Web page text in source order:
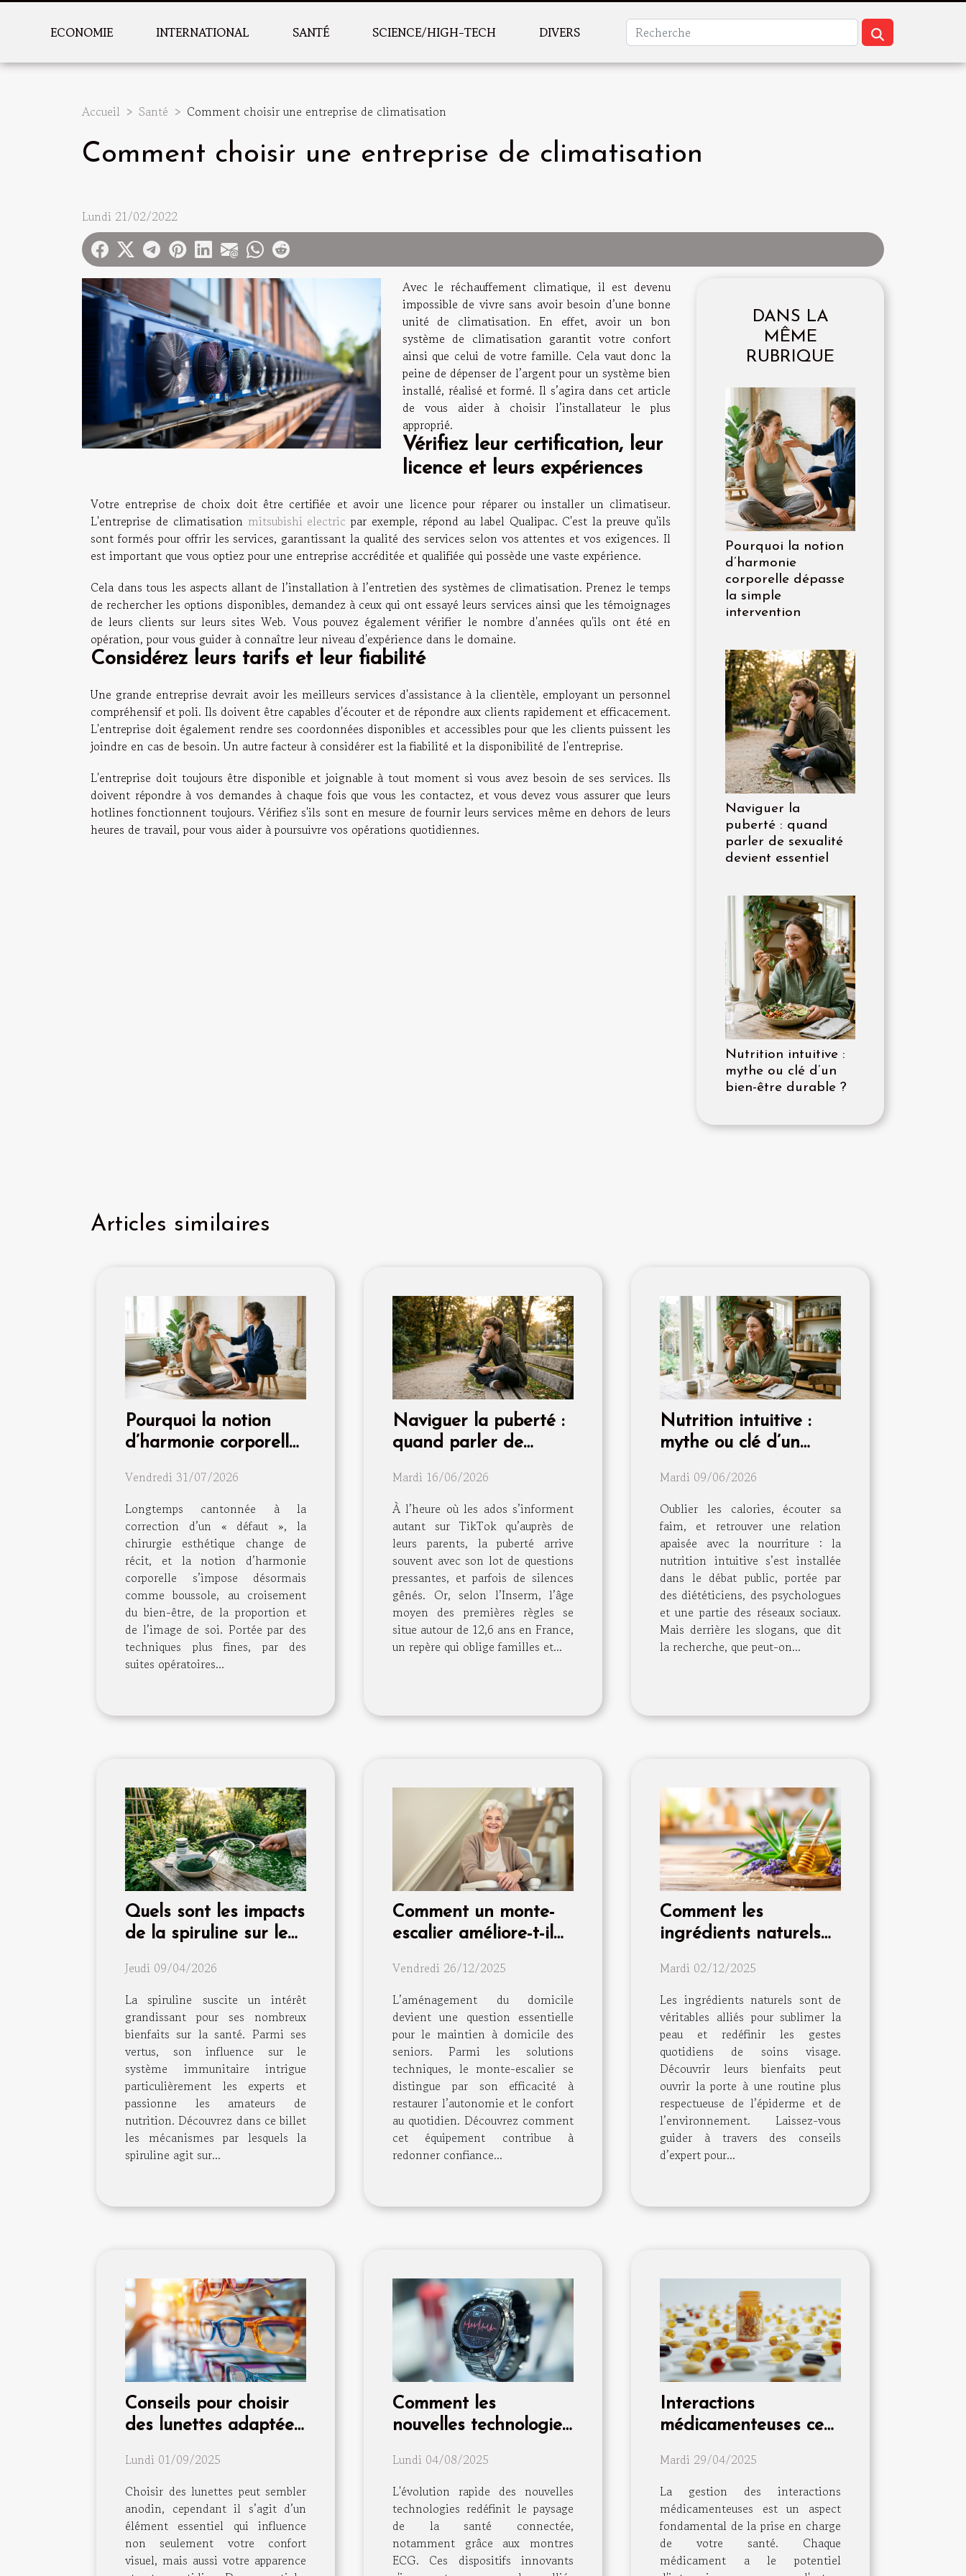
ECONOMIE INTERNATIONAL SANTÉ SCIENCE/HIGH-TECH DIVERS
Accueil Santé Comment choisir une entreprise de climatisation
Comment choisir une entreprise de climatisation
Lundi 21/02/2022
Avec le réchauffement climatique, il est devenu
impossible de vivre sans avoir besoin d’une bonne
unité de climatisation. En effet, avoir un bon
système de climatisation garantit votre confort
ainsi que celui de votre famille. Cela vaut donc la
peine de dépenser de l’argent pour un système bien
installé, réalisé et formé. Il s’agira dans cet article
de vous aider à choisir l’installateur le plus
approprié.
Vérifiez leur certification, leur
licence et leurs expériences
Votre entreprise de choix doit être certifiée et avoir une licence pour réparer ou installer un climatiseur.
L'entreprise de climatisation mitsubishi electric par exemple, répond au label Qualipac. C'est la preuve qu'ils
sont formés pour offrir les services, garantissant la qualité des services selon vos attentes et vos exigences. Il
est important que vous optiez pour une entreprise accréditée et qualifiée qui possède une vaste expérience.
Cela dans tous les aspects allant de l’installation à l’entretien des systèmes de climatisation. Prenez le temps
de rechercher les options disponibles, demandez à ceux qui ont essayé leurs services ainsi que les témoignages
de leurs clients sur leurs sites Web. Vous pouvez également vérifier le nombre d'années qu'ils ont été en
opération, pour vous guider à connaître leur niveau d'expérience dans le domaine.
Considérez leurs tarifs et leur fiabilité
Une grande entreprise devrait avoir les meilleurs services d'assistance à la clientèle, employant un personnel
compréhensif et poli. Ils doivent être capables d'écouter et de répondre aux clients rapidement et efficacement.
L'entreprise doit également rendre ses coordonnées disponibles et accessibles pour que les clients puissent les
joindre en cas de besoin. Un autre facteur à considérer est la fiabilité et la disponibilité de l'entreprise.
L'entreprise doit toujours être disponible et joignable à tout moment si vous avez besoin de ses services. Ils
doivent répondre à vos demandes à chaque fois que vous les contactez, et vous devez vous assurer que leurs
hotlines fonctionnent toujours. Vérifiez s'ils sont en mesure de fournir leurs services même en dehors de leurs
heures de travail, pour vous aider à poursuivre vos opérations quotidiennes.
DANS LA
MÊME
RUBRIQUE
Pourquoi la notion
d’harmonie
corporelle dépasse
la simple
intervention
Naviguer la
puberté : quand
parler de sexualité
devient essentiel
Nutrition intuitive :
mythe ou clé d’un
bien-être durable ?
Articles similaires
Pourquoi la notion
d’harmonie corporelle
intervention
Vendredi 31/07/2026
Longtemps cantonnée à la
correction d’un « défaut », la
chirurgie esthétique change de
récit, et la notion d’harmonie
corporelle s’impose désormais
comme boussole, au croisement
du bien-être, de la proportion et
de l’image de soi. Portée par des
techniques plus fines, par des
suites opératoires...
Naviguer la puberté :
quand parler de
essentiel
Mardi 16/06/2026
À l’heure où les ados s’informent
autant sur TikTok qu’auprès de
leurs parents, la puberté arrive
souvent avec son lot de questions
pressantes, et parfois de silences
gênés. Or, selon l’Inserm, l’âge
moyen des premières règles se
situe autour de 12,6 ans en France,
un repère qui oblige familles et...
Nutrition intuitive :
mythe ou clé d’un
Mardi 09/06/2026
Oublier les calories, écouter sa
faim, et retrouver une relation
apaisée avec la nourriture : la
nutrition intuitive s’est installée
dans le débat public, portée par
des diététiciens, des psychologues
et une partie des réseaux sociaux.
Mais derrière les slogans, que dit
la recherche, que peut-on...
Quels sont les impacts
de la spiruline sur le
Jeudi 09/04/2026
La spiruline suscite un intérêt
grandissant pour ses nombreux
bienfaits sur la santé. Parmi ses
vertus, son influence sur le
système immunitaire intrigue
particulièrement les experts et
passionne les amateurs de
nutrition. Découvrez dans ce billet
les mécanismes par lesquels la
spiruline agit sur...
Comment un monte-
escalier améliore-t-il
seniors ?
Vendredi 26/12/2025
L’aménagement du domicile
devient une question essentielle
pour le maintien à domicile des
seniors. Parmi les solutions
techniques, le monte-escalier se
distingue par son efficacité à
restaurer l’autonomie et le confort
au quotidien. Découvrez comment
cet équipement contribue à
redonner confiance...
Comment les
ingrédients naturels
votre routine de soins
visage
Mardi 02/12/2025
Les ingrédients naturels sont de
véritables alliés pour sublimer la
peau et redéfinir les gestes
quotidiens de soins visage.
Découvrir leurs bienfaits peut
ouvrir la porte à une routine plus
respectueuse de l’épiderme et de
l’environnement. Laissez-vous
guider à travers des conseils
d’expert pour...
Conseils pour choisir
des lunettes adaptées
Lundi 01/09/2025
Choisir des lunettes peut sembler
anodin, cependant il s’agit d’un
élément essentiel qui influence
non seulement votre confort
visuel, mais aussi votre apparence
Comment les
nouvelles technologies
montres ECG en outils
de santé essentiels ?
Lundi 04/08/2025
L'évolution rapide des nouvelles
technologies redéfinit le paysage
de la santé connectée,
notamment grâce aux montres
ECG. Ces dispositifs innovants
Interactions
médicamenteuses ce
pour votre bien-être
quotidien
Mardi 29/04/2025
La gestion des interactions
médicamenteuses est un aspect
fondamental de la prise en charge
de votre santé. Chaque
médicament a le potentiel